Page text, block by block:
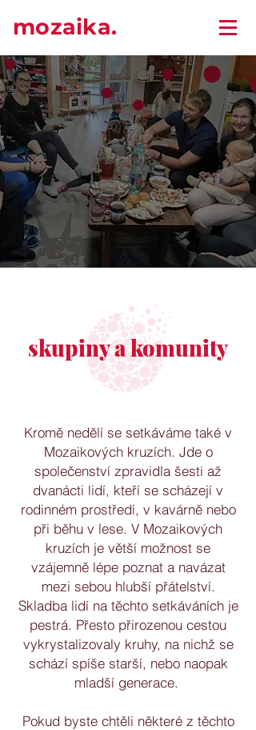
mozaika.
skupiny a komunity
Kromě nedělí se setkáváme také v
Mozaikových kruzích. Jde o
společenství zpravidla šesti až
dvanácti lidí, kteří se scházejí v
rodinném prostředí, v kavárně nebo
při běhu v lese. V Mozaikových
kruzích je větší možnost se
vzájemně lépe poznat a navázat
mezi sebou hlubší přátelství.
Skladba lidí na těchto setkáváních je
pestrá. Přesto přirozenou cestou
vykrystalizovaly kruhy, na nichž se
schází spíše starší, nebo naopak
mladší generace.
Pokud byste chtěli některé z těchto